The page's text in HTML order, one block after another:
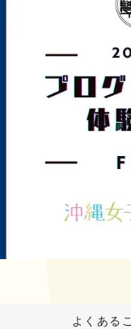
よくある